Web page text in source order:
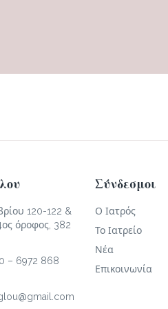
120-122 &
όροφος, 382
– 6972 868
Σύνδεσμοι
Ο Ιατρός
Το Ιατρείο
Νέα
Επικοινωνία